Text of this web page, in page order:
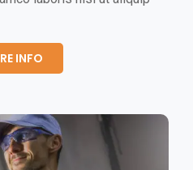
INFO